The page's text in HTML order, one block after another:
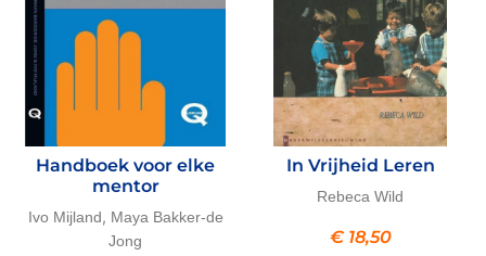
Handboek voor elke
mentor
Ivo Mijland, Maya Bakker-de
Jong
In Vrijheid Leren
Rebeca Wild
€18,50